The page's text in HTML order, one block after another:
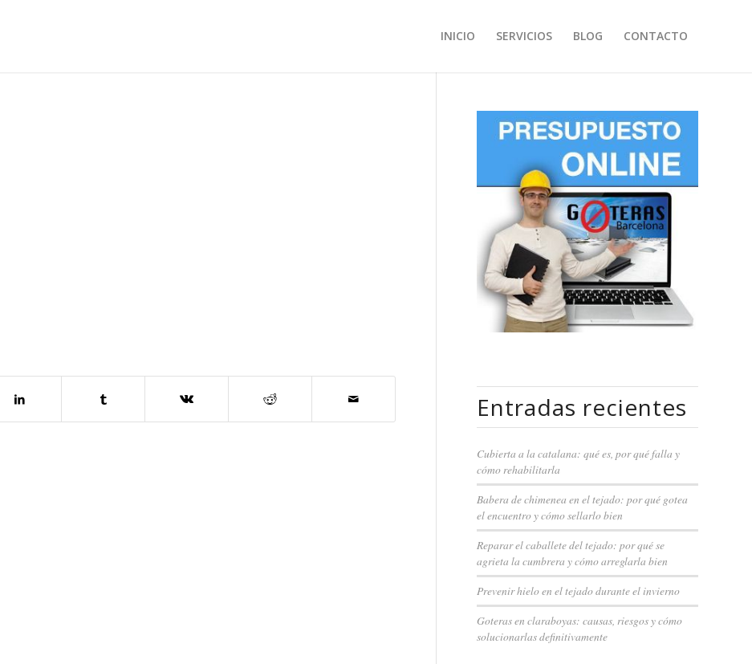
INICIO SERVICIOS BLOG CONTACTO
Entradas recientes
Cubierta a la catalana: qué es, por qué falla y
cómo rehabilitarla
Babera de chimenea en el tejado: por qué gotea
el encuentro y cómo sellarlo bien
Reparar el caballete del tejado: por qué se
agrieta la cumbrera y cómo arreglarla bien
Prevenir hielo en el tejado durante el invierno
Goteras en claraboyas: causas, riesgos y cómo
solucionarlas definitivamente